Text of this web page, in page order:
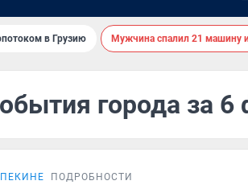
в Грузию Мужчина спалил 21 машину
города за 6
ПОДРОБНОСТИ